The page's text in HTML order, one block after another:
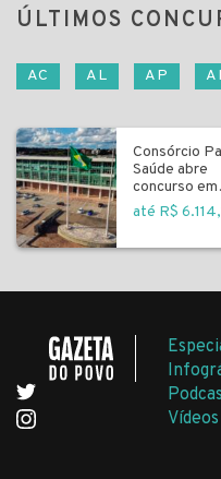
ÚLTIMOS
AC AL AP
Consórcio
Saúde abre
concurso em
Curitiba
até R$
Vídeos